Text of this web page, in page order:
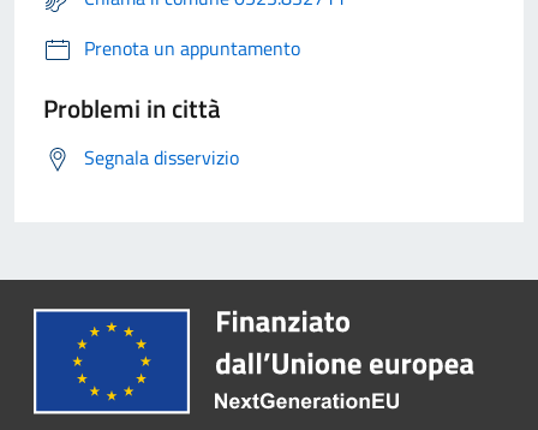
Prenota un appuntamento
Problemi in città
Segnala disservizio